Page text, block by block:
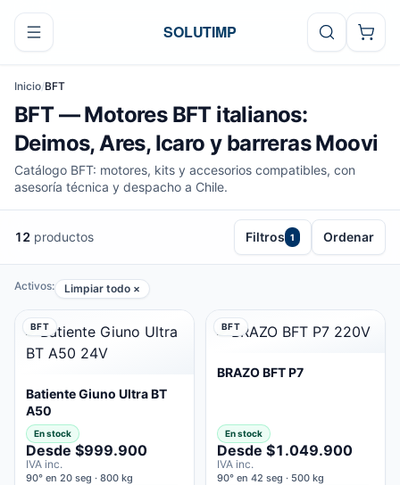
Ir al contenido
SOLUTIMP
Inicio/BFT
BFT — Motores BFT italianos:
Deimos, Ares, Icaro y barreras Moovi
Catálogo BFT: motores, kits y accesorios compatibles, con
asesoría técnica y despacho a Chile.
12 productos Filtros 1 Ordenar
Activos: Limpiar todo ×
BFT
Batiente Giuno Ultra BT
A50
En stock
Desde $999.900
IVA inc.
90° en 20 seg · 800 kg
BFT
BRAZO BFT P7
En stock
Desde $1.049.900
IVA inc.
90° en 42 seg · 500 kg